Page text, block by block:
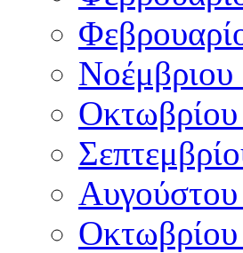
Νοέμβριου
Οκτωβρίου